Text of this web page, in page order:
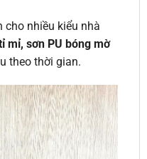
cho nhiều kiểu nhà
mỉ, sơn PU bóng mờ
theo thời gian.